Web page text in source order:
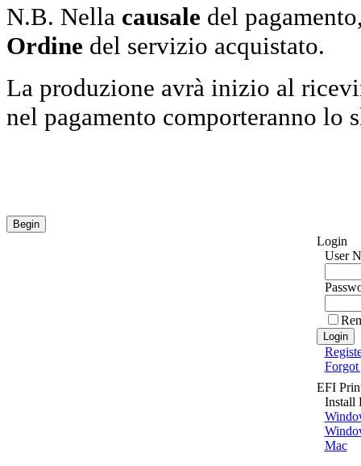
N.B. Nella causale del
Ordine del servizio acquistato.
La produzione avrà inizio al
nel pagamento comporteranno lo
Login
User
Forgot
EFI
Install
Mac